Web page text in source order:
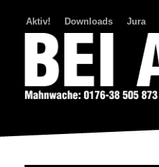
Aktiv! Downloads Jura